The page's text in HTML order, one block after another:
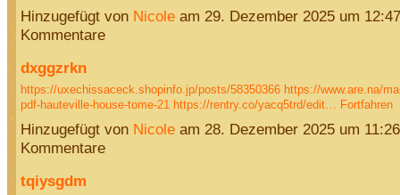
Hinzugefügt von Nicoleam 29. Dezember 2025 um
Kommentare
dxggzrkn
https://uxechissaceck.shopinfo.jp/posts/58350366 https://www.are.na/
pdf-hauteville-house-tome-21 https://rentry.co/yacq5trd/edit… Fortfahren
Hinzugefügt von Nicoleam 28. Dezember 2025 um
Kommentare
tqiysgdm